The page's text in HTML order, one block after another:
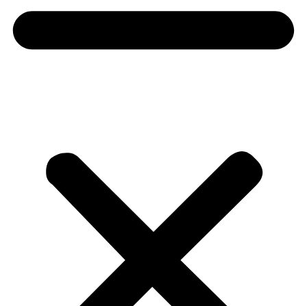
Ολοκληρώθηκε η συνάντηση Τραπεζών
Τροφίμων στην Αθήνα: 2 εκατομμύρια τόνοι
τροφίμων ετησίως στην Ελλάδα
καταλήγουν στα σκουπίδια
Foodbank Support